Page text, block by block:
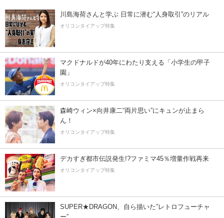
川島海荷さんと学ぶ 日常に潜む“人身取引”のリアル
オリコンタイアップ特集
マクドナルドが40年にわたり支える「小学生の甲子
園」
オリコンタイアップ特集
森崎ウィン×向井康二“両片思い”にキュンが止まら
ん！
オリコンタイアップ特集
デカすぎ都市伝説発生!?ファミマ45％増量作戦再来
オリコンタイアップ特集
SUPER★DRAGON、自ら描いた”レトロフューチャ